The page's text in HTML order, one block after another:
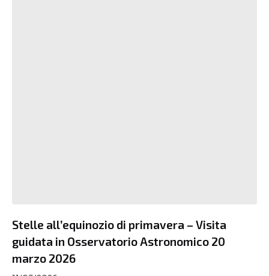
Stelle all’equinozio di primavera – Visita
guidata in Osservatorio Astronomico 20
marzo 2026